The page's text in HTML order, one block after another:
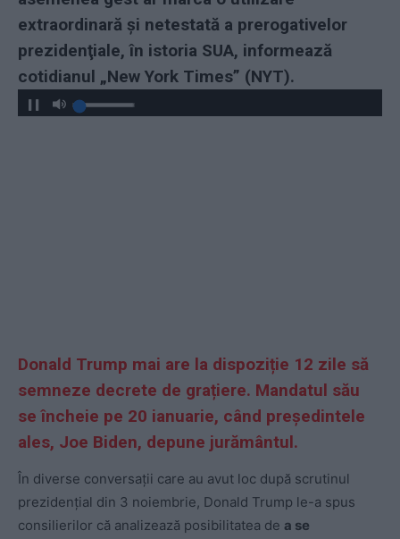
extraordinară şi netestată a prerogativelor
prezidenţiale, în istoria SUA, informează
cotidianul „New York Times” (NYT).
Donald Trump mai are la dispoziție 12 zile să
semneze decrete de grațiere. Mandatul său
se încheie pe 20 ianuarie, când președintele
ales, Joe Biden, depune jurământul.
În diverse conversaţii care au avut loc după scrutinul
prezidenţial din 3 noiembrie, Donald Trump le-a spus
consilierilor că analizează posibilitatea de a se